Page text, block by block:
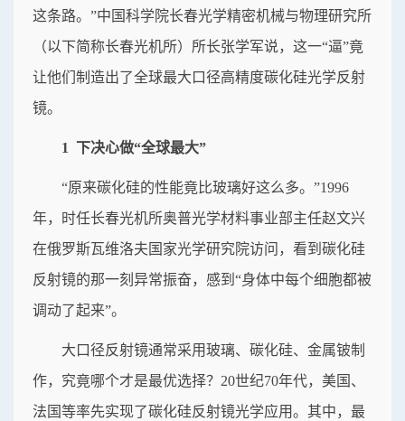
这条路。”中国科学院长春光学精密机械与物理研究所
（以下简称长春光机所）所长张学军说，这一“逼”竟
让他们制造出了全球最大口径高精度碳化硅光学反射
镜。
1 下决心做“全球最大”
“原来碳化硅的性能竟比玻璃好这么多。”1996
年，时任长春光机所奥普光学材料事业部主任赵文兴
在俄罗斯瓦维洛夫国家光学研究院访问，看到碳化硅
反射镜的那一刻异常振奋，感到“身体中每个细胞都被
调动了起来”。
大口径反射镜通常采用玻璃、碳化硅、金属铍制
作，究竟哪个才是最优选择？20世纪70年代，美国、
法国等率先实现了碳化硅反射镜光学应用。其中，最